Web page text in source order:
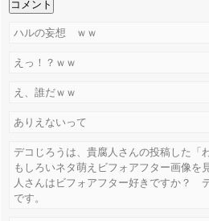
ハルの妄想 ｗｗ
えっ！？ｗｗ
え、誰だｗｗ
ありえないって
デコじろうは、貴腐人さんの投稿した「
もしろいネタ萌えビフォアフター画像を
人さんはビフォアフター好きですか？
です。